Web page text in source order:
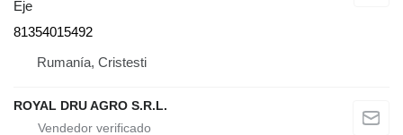
Eje
81354015492
Rumanía, Cristesti
ROYAL DRU AGRO S.R.L.